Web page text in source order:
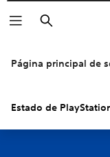
Buscar
Página principal de
Estado de